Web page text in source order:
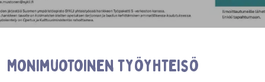
Monimuotoinen työyhteisö